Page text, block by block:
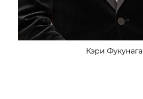
Кэри Фукунага